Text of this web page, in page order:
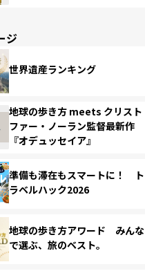
ジ
世界遺産ランキング
地球の歩き方 meets クリスト
ファー・ノーラン監督最新作
『オデュッセイア』
準備も滞在もスマートに！ ト
ラベルハック2026
地球の歩き方アワード みんな
で選ぶ、旅のベスト。